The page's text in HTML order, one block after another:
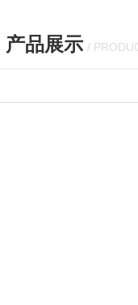
产品展示 /